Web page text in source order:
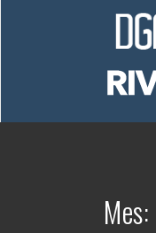
Mes: